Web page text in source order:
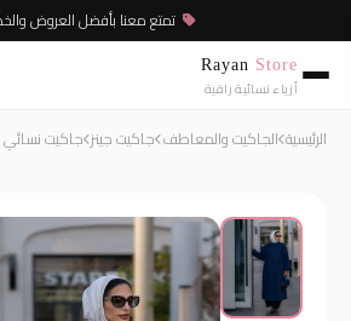
تمتع معنا بأفضل العروض
Rayan Store
أزياء نسائية راقية
الرئيسية الجاكيت والمعاطف جاكيت جينز جاكيت نسائي